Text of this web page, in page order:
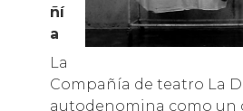
ñí
a
La
Compañía de teatro La
autodenomina como un